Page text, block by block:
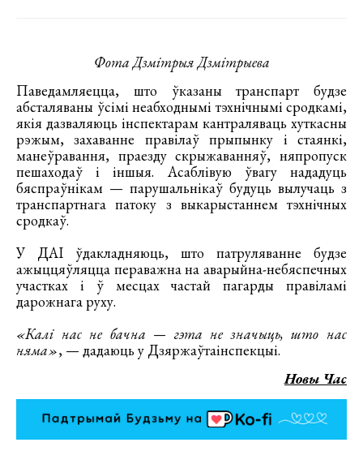
Фота Дзмітрыя Дзмітрыева
Паведамляецца, што ўказаны транспарт будзе
абсталяваны ўсімі неабходнымі тэхнічнымі сродкамі,
якія дазваляюць інспектарам кантраляваць хуткасны
рэжым, захаванне правілаў прыпынку і стаянкі,
манеўравання, праезду скрыжаванняў, няпропуск
пешаходаў і іншыя. Асаблівую ўвагу нададуць
бяспраўнікам — парушальнікаў будуць вылучаць з
транспартнага патоку з выкарыстаннем тэхнічных
сродкаў.
У ДАІ ўдакладняюць, што патруляванне будзе
ажыццяўляцца пераважна на аварыйна-небяспечных
участках і ў месцах частай пагарды правіламі
дарожнага руху.
«Калі нас не бачна — гэта не значыць, што нас
няма», — дадаюць у Дзяржаўтаінспекцыі.
Новы Час